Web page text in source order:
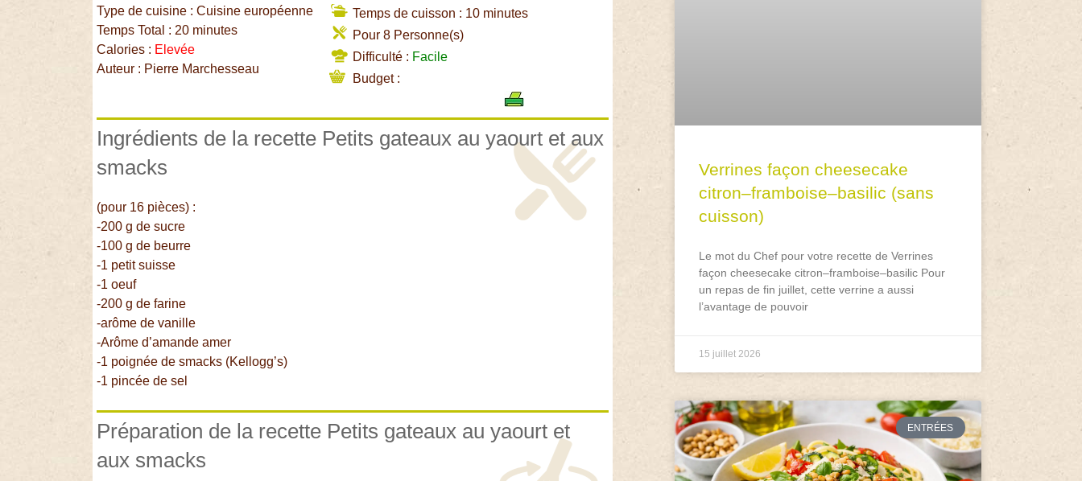
Type de cuisine : Cuisine européenne
Temps Total : 20 minutes
Calories : Elevée
Auteur : Pierre Marchesseau
Temps de cuisson : 10 minutes
Pour 8 Personne(s)
Difficulté : Facile
Budget :
Ingrédients de la recette Petits gateaux au yaourt et aux
smacks
(pour 16 pièces) :
-200 g de sucre
-100 g de beurre
-1 petit suisse
-1 oeuf
-200 g de farine
-arôme de vanille
-Arôme d’amande amer
-1 poignée de smacks (Kellogg’s)
-1 pincée de sel
Préparation de la recette Petits gateaux au yaourt et
aux smacks
Verrines façon cheesecake
citron–framboise–basilic (sans
cuisson)
Le mot du Chef pour votre recette de Verrines
façon cheesecake citron–framboise–basilic Pour
un repas de fin juillet, cette verrine a aussi
l’avantage de pouvoir
15 juillet 2026
ENTRÉES